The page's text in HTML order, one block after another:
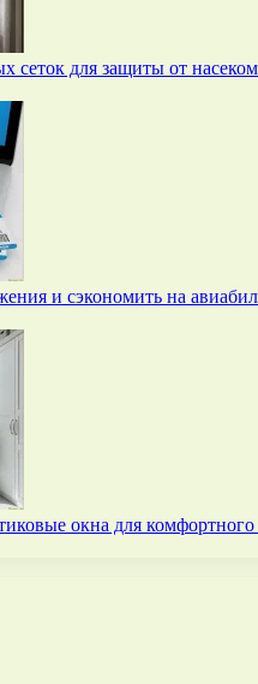
сеток для защиты от
и сэкономить на
окна для